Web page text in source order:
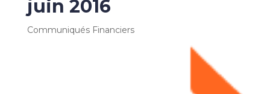
juin 2016
Communiqués Financiers